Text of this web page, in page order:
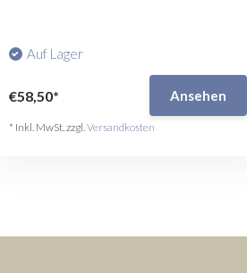
Auf Lager
€58,50* Ansehen
* Inkl. MwSt. zzgl.Versandkosten